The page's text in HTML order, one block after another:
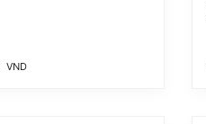
VND